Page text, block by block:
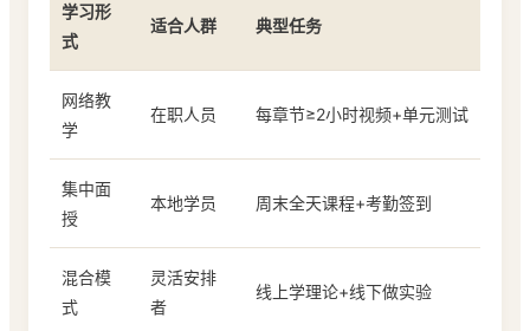
学习形
式
适合人群 典型任务
网络教
学
在职人员 每章节≥2小时视频+单元测试
集中面
授
本地学员 周末全天课程+考勤签到
混合模
式
灵活安排
者
线上学理论+线下做实验